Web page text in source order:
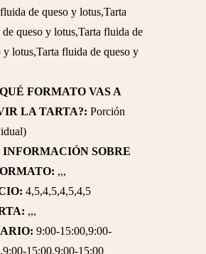
de queso y lotus,Tarta
queso y lotus,Tarta fluida de
y lotus,Tarta fluida de queso y
FORMATO VAS A
LA TARTA?: Porción
INFORMACIÓN SOBRE
,,,
4,5,4,5,4,5,4,5
,,,
9:00-15:00,9:00-
15:00,9:00-15:00